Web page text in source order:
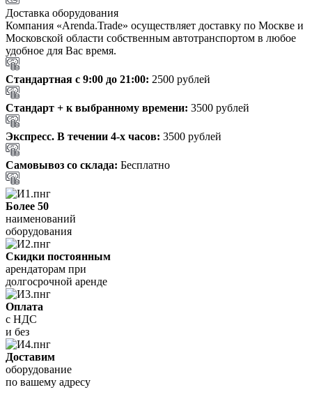
Доставка оборудования
Компания «Arenda.Trade» осуществляет доставку по Москве и
Московской области собственным автотранспортом в любое
удобное для Вас время.
Стандартная с 9:00 до 21:00: 2500 рублей
Стандарт + к выбранному времени: 3500 рублей
Экспресс. В течении 4-х часов: 3500 рублей
Самовывоз со склада: Бесплатно
Более 50
наименований
оборудования
Скидки постоянным
арендаторам при
долгосрочной аренде
Оплата
с НДС
и без
Доставим
оборудование
по вашему адресу